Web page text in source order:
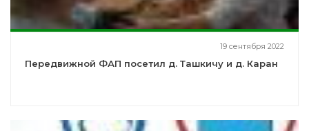
19 сентября 2022
Передвижной ФАП посетил д. Ташкичу и д. Каран